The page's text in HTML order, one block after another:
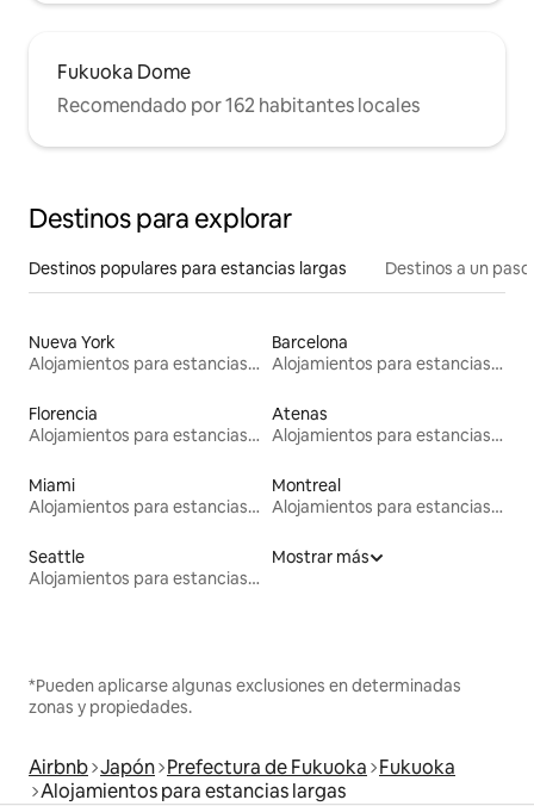
Fukuoka Dome
Recomendado por 162 habitantes locales
Destinos para explorar
Destinos populares para estancias largas Destinos a un
Nueva York
Alojamientos para estancias largas
Barcelona
Alojamientos para estancias largas
Florencia
Alojamientos para estancias largas
Atenas
Alojamientos para estancias largas
Miami
Alojamientos para estancias largas
Montreal
Alojamientos para estancias largas
Seattle
Alojamientos para estancias largas
Mostrar más
*Pueden aplicarse algunas exclusiones en determinadas
zonas y propiedades.
Airbnb Japón Prefectura de Fukuoka Fukuoka
Alojamientos para estancias largas